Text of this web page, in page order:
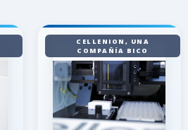
CELLENION, UNA
COMPAÑÍA BICO